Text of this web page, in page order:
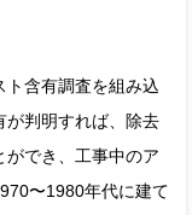
ト含有調査を組み込
が判明すれば、除去
でき、工事中のア
〜1980年代に建て